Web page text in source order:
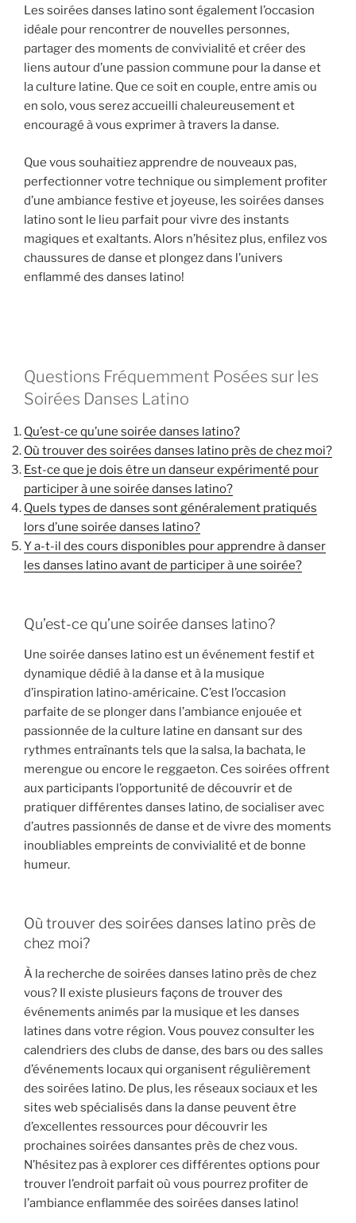
Les soirées danses latino sont également l’occasion
idéale pour rencontrer de nouvelles personnes,
partager des moments de convivialité et créer des
liens autour d’une passion commune pour la danse et
la culture latine. Que ce soit en couple, entre amis ou
en solo, vous serez accueilli chaleureusement et
encouragé à vous exprimer à travers la danse.
Que vous souhaitiez apprendre de nouveaux pas,
perfectionner votre technique ou simplement profiter
d’une ambiance festive et joyeuse, les soirées danses
latino sont le lieu parfait pour vivre des instants
magiques et exaltants. Alors n’hésitez plus, enfilez vos
chaussures de danse et plongez dans l’univers
enflammé des danses latino!
Questions Fréquemment Posées sur les
Soirées Danses Latino
Qu’est-ce qu’une soirée danses latino?
Où trouver des soirées danses latino près de chez moi?
Est-ce que je dois être un danseur expérimenté pour
participer à une soirée danses latino?
Quels types de danses sont généralement pratiqués
lors d’une soirée danses latino?
Y a-t-il des cours disponibles pour apprendre à danser
les danses latino avant de participer à une soirée?
Qu’est-ce qu’une soirée danses latino?
Une soirée danses latino est un événement festif et
dynamique dédié à la danse et à la musique
d’inspiration latino-américaine. C’est l’occasion
parfaite de se plonger dans l’ambiance enjouée et
passionnée de la culture latine en dansant sur des
rythmes entraînants tels que la salsa, la bachata, le
merengue ou encore le reggaeton. Ces soirées offrent
aux participants l’opportunité de découvrir et de
pratiquer différentes danses latino, de socialiser avec
d’autres passionnés de danse et de vivre des moments
inoubliables empreints de convivialité et de bonne
humeur.
Où trouver des soirées danses latino près de
chez moi?
À la recherche de soirées danses latino près de chez
vous? Il existe plusieurs façons de trouver des
événements animés par la musique et les danses
latines dans votre région. Vous pouvez consulter les
calendriers des clubs de danse, des bars ou des salles
d’événements locaux qui organisent régulièrement
des soirées latino. De plus, les réseaux sociaux et les
sites web spécialisés dans la danse peuvent être
d’excellentes ressources pour découvrir les
prochaines soirées dansantes près de chez vous.
N’hésitez pas à explorer ces différentes options pour
trouver l’endroit parfait où vous pourrez profiter de
l’ambiance enflammée des soirées danses latino!